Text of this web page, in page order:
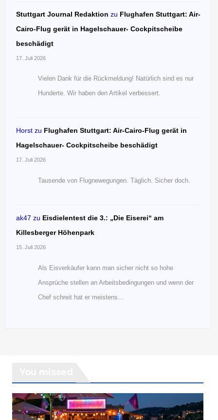
Stuttgart Journal Redaktion zu Flughafen Stuttgart: Air-
Cairo-Flug gerät in Hagelschauer- Cockpitscheibe
beschädigt
17. Juli 2026
Vielen Dank für die Rückmeldung! Natürlich sind es nur
Hunderte. Wir haben den Artikel verbessert.
Horst zu Flughafen Stuttgart: Air-Cairo-Flug gerät in
Hagelschauer- Cockpitscheibe beschädigt
17. Juli 2026
Tausende von Flugnewegungen. Täglich. Sicher doch.
ak47 zu Eisdielentest die 3.: „Die Eiserei“ am
Killesberger Höhenpark
15. Juli 2026
Als Eisverkäufer kann man sicher nicht so hohe
Ansprüche stellen an Arbeitsbedingungen und wenn der
Chef schreit hat er meistens…